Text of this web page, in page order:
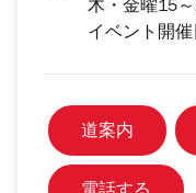
木・金曜15
イベント開催
道案内